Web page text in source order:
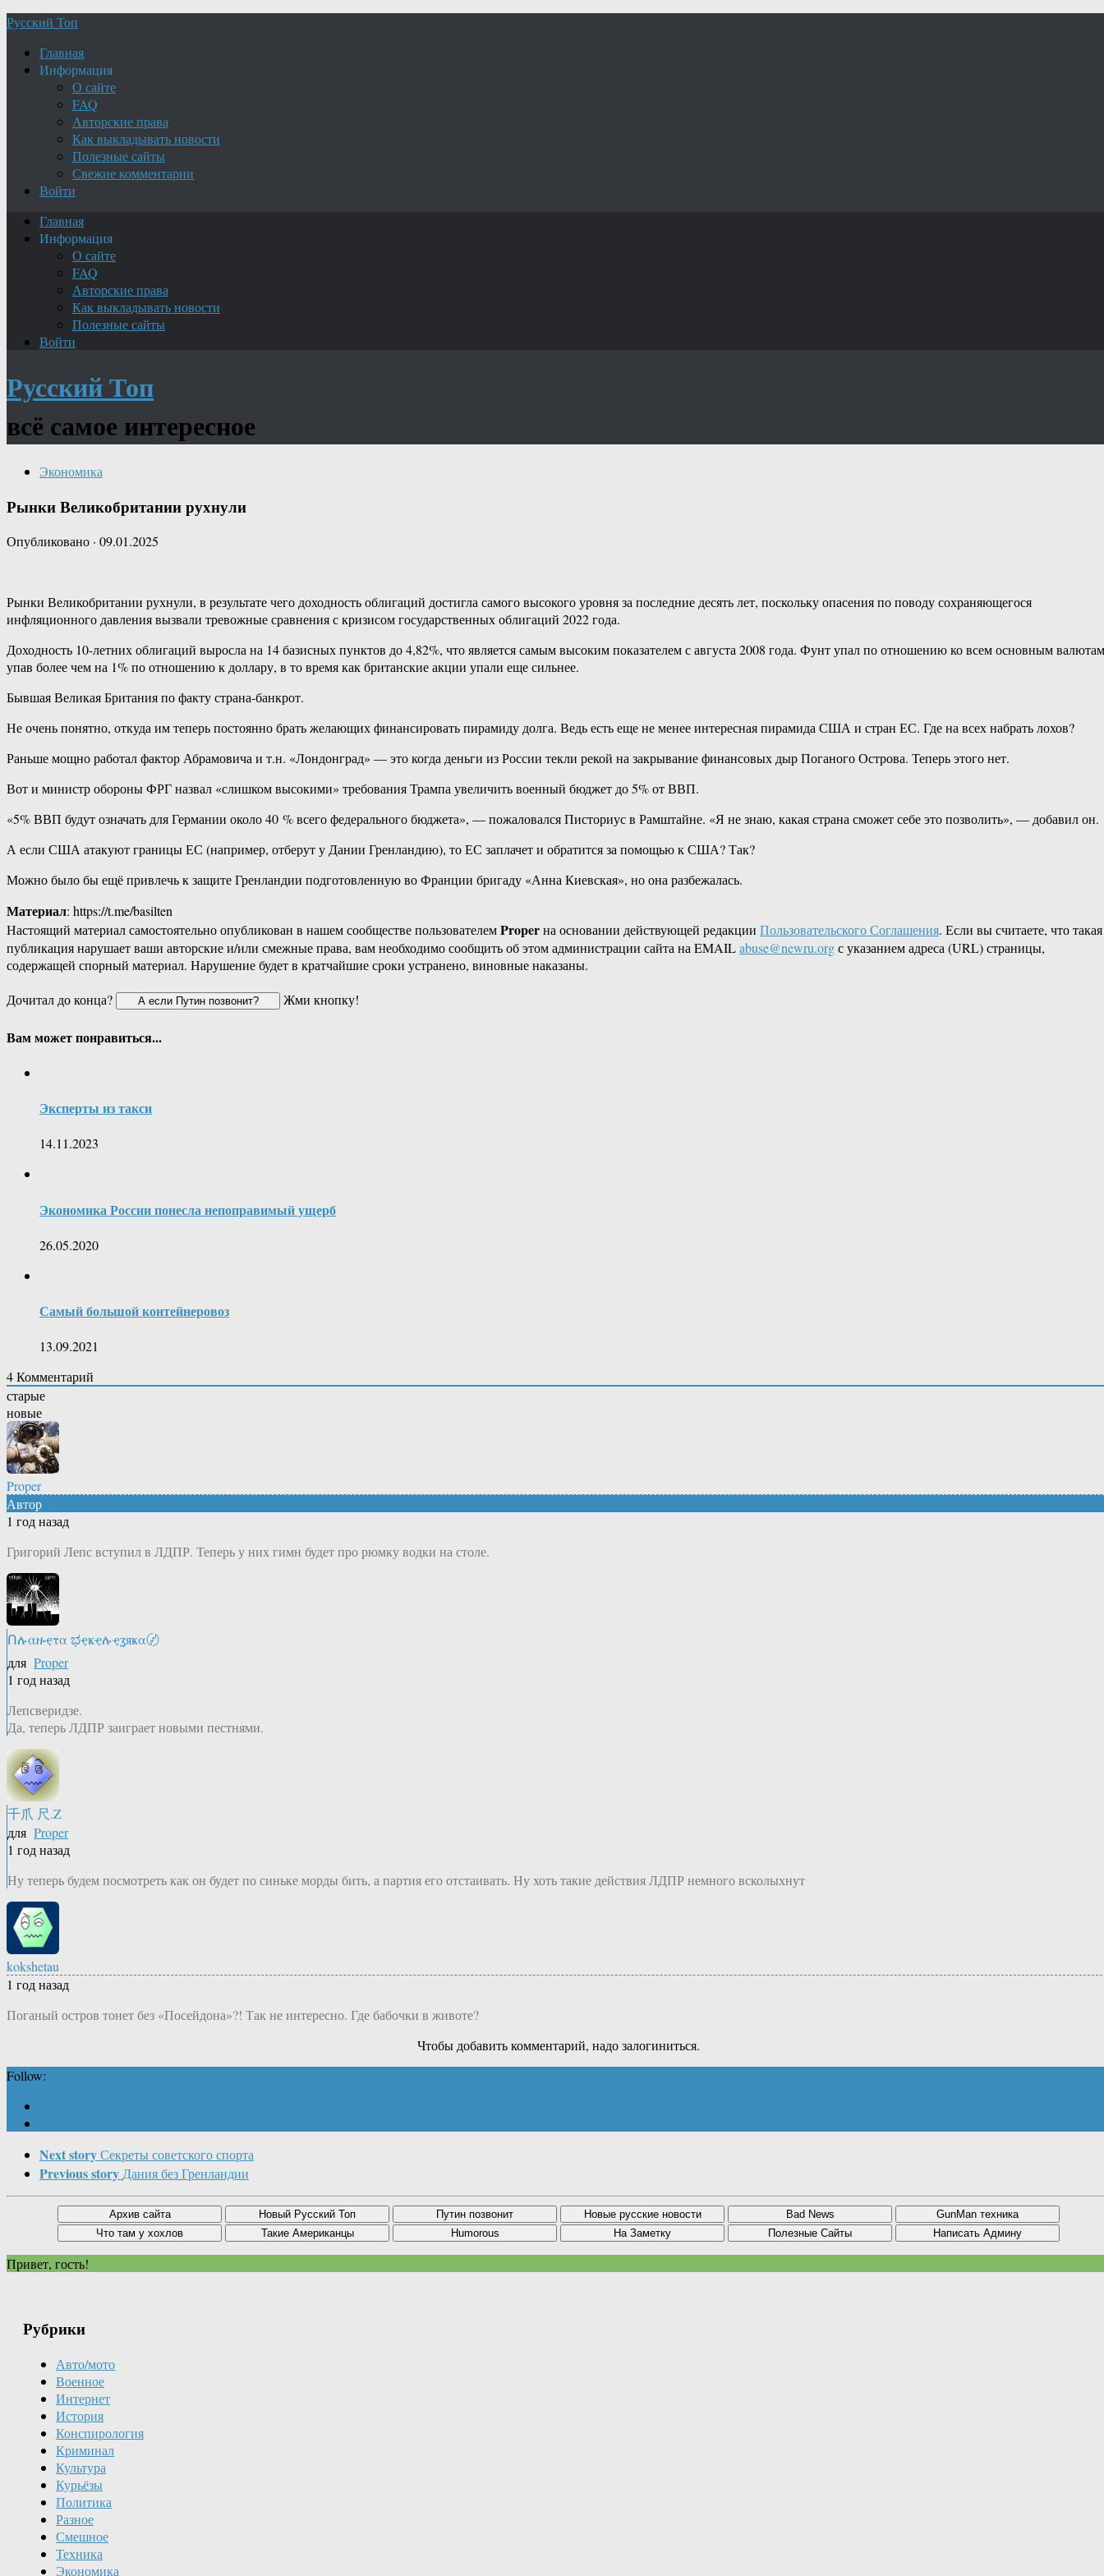
Русский Топ
Главная
Информация
О сайте
FAQ
Авторские права
Как выкладывать новости
Полезные сайты
Свежие комментарии
Войти
Главная
Информация
О сайте
FAQ
Авторские права
Как выкладывать новости
Полезные сайты
Войти
Русский Топ
всё самое интересное
Экономика
Рынки Великобритании рухнули
Опубликовано · 09.01.2025
Рынки Великобритании рухнули, в результате чего доходность облигаций достигла самого высокого уровня за последние десять лет, поскольку опасения по поводу сохраняющегося
инфляционного давления вызвали тревожные сравнения с кризисом государственных облигаций 2022 года.
Доходность 10-летних облигаций выросла на 14 базисных пунктов до 4,82%, что является самым высоким показателем с августа 2008 года. Фунт упал по отношению ко всем основным
упав более чем на 1% по отношению к доллару, в то время как британские акции упали еще сильнее.
Бывшая Великая Британия по факту страна-банкрот.
Не очень понятно, откуда им теперь постоянно брать желающих финансировать пирамиду долга. Ведь есть еще не менее интересная пирамида США и стран ЕС. Где на всех набрать лохов?
Раньше мощно работал фактор Абрамовича и т.н. «Лондонград» — это когда деньги из России текли рекой на закрывание финансовых дыр Поганого Острова. Теперь этого нет.
Вот и министр обороны ФРГ назвал «слишком высокими» требования Трампа увеличить военный бюджет до 5% от ВВП.
«5% ВВП будут означать для Германии около 40 % всего федерального бюджета», — пожаловался Писториус в Рамштайне. «Я не знаю, какая страна сможет себе это позволить», — добавил он.
А если США атакуют границы ЕС (например, отберут у Дании Гренландию), то ЕС заплачет и обратится за помощью к США? Так?
Можно было бы ещё привлечь к защите Гренландии подготовленную во Франции бригаду «Анна Киевская», но она разбежалась.
Материал: https://t.me/basilten
Настоящий материал самостоятельно опубликован в нашем сообществе пользователемProperна основании действующей редакции Пользовательского Соглашения. Если вы считаете, что такая
публикация нарушает ваши авторские и/или смежные права, вам необходимо сообщить об этом администрации сайта на EMAILabuse@newru.orgс указанием адреса (URL) страницы,
содержащей спорный материал. Нарушение будет в кратчайшие сроки устранено, виновные наказаны.
Дочитал до конца?
Жми кнопку!
Вам может понравиться...
Эксперты из такси
14.11.2023
Экономика России понесла непоправимый ущерб
26.05.2020
Самый большой контейнеровоз
13.09.2021
4Комментарий
старые
новые
Proper
Автор
1 год назад
Григорий Лепс вступил в ЛДПР. Теперь у них гимн будет про рюмку водки на столе.
Ոሉαዙҿτα ಭҿҝҿሉҿʓяҝα〄
для Proper
1 год назад
Лепсверидзе.
Да, теперь ЛДПР заиграет новыми пестнями.
千爪 尺.Z
для Proper
1 год назад
Ну теперь будем посмотреть как он будет по синьке морды бить, а партия его отстаивать. Ну хоть такие действия ЛДПР немного всколыхнут
kokshetau
1 год назад
Поганый остров тонет без «Посейдона»?! Так не интересно. Где бабочки в животе?
Чтобы добавить комментарий, надо залогиниться.
Follow:
Next storyСекреты советского спорта
Previous storyДания без Гренландии
Привет, гость!
Рубрики
Авто/мото
Военное
Интернет
История
Конспирология
Криминал
Культура
Курьёзы
Политика
Разное
Смешное
Техника
Экономика